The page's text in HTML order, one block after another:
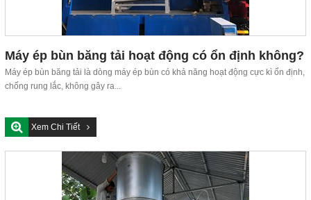
Máy ép bùn băng tải hoạt động có ổn định không?
Máy ép bùn băng tải là dòng máy ép bùn có khả năng hoạt động cực kì ổn định,
chống rung lắc, không gây ra...
Xem Chi Tiết